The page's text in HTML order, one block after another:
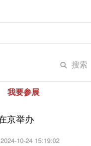
搜索
我要参展
京举办
2024-10-24 15:19:02